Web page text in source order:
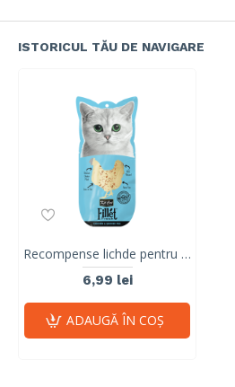
ISTORICUL TĂU DE NAVIGARE
Recompense lichde pentru pisici Kit Cat Fillet Fresh, pui si peste afumat, 30g
6,99 lei
ADAUGĂ ÎN COŞ